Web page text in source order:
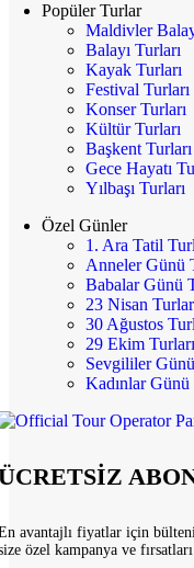
Popüler Turlar
Maldivler
Balayı Turları
Kayak Turları
Festival Turları
Konser Turları
Kültür Turları
Başkent Turları
Gece Hayatı
Yılbaşı Turları
Özel Günler
1. Ara Tatil
Anneler Günü
Babalar Günü
23 Nisan
30 Ağustos
29 Ekim Turları
Sevgililer
Kadınlar Günü
avantajlı fiyatlar için
özel kampanya ve fırsatları